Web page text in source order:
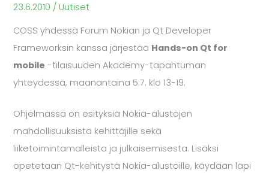
23.6.2010 / Uutiset
COSS yhdessä Forum Nokian ja Qt Developer
Frameworksin kanssa järjestää Hands-on Qt for
mobile -tilaisuuden Akademy-tapahtuman
yhteydessä, maanantaina 5.7. klo 13-19.
Ohjelmassa on esityksiä Nokia-alustojen
mahdollisuuksista kehittäjille sekä
liiketoimintamalleista ja julkaisemisesta. Lisäksi
opetetaan Qt-kehitystä Nokia-alustoille, käydään läpi